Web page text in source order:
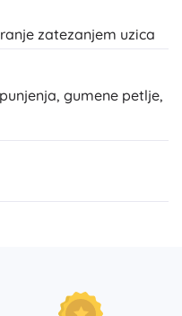
zatezanjem uzica
gumene petlje,